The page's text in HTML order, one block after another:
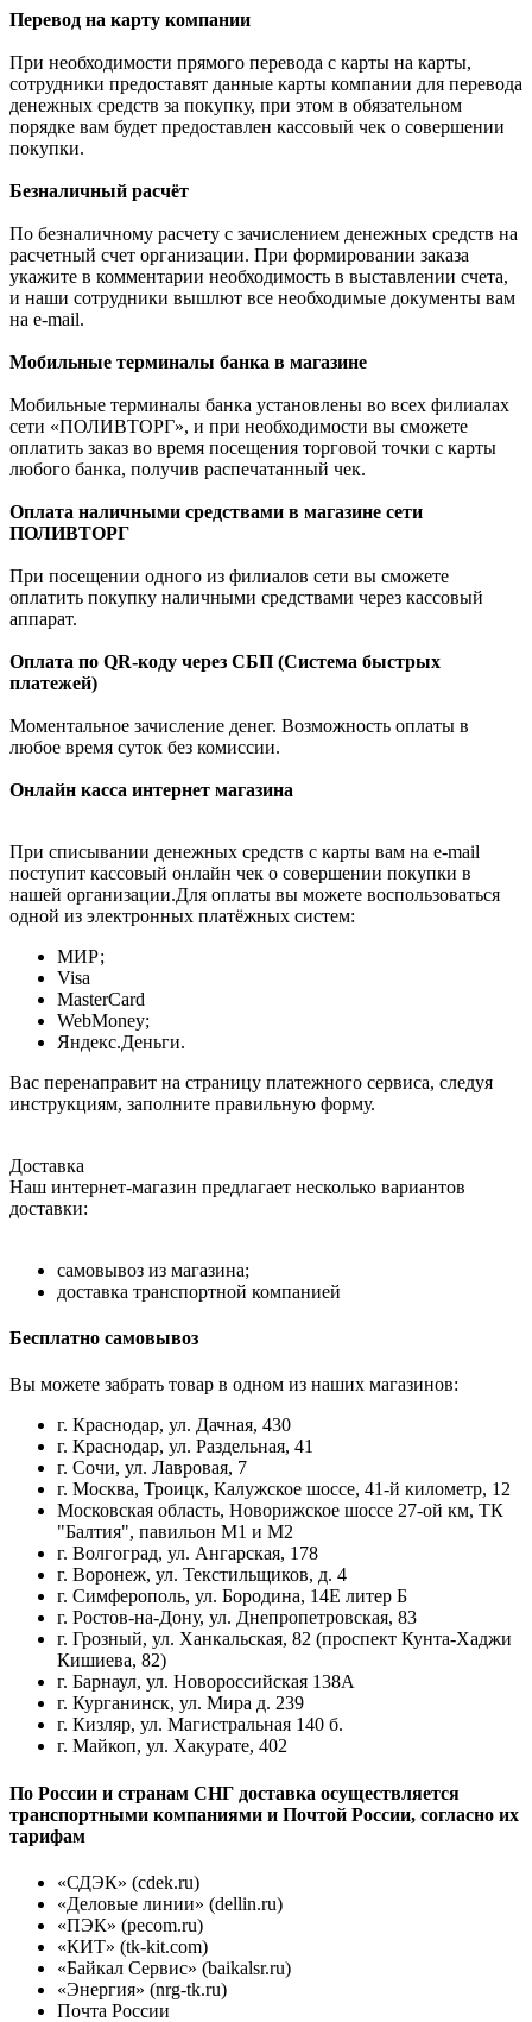
Перевод на карту компании
При необходимости прямого перевода с карты на карты,
сотрудники предоставят данные карты компании для перевода
денежных средств за покупку, при этом в обязательном
порядке вам будет предоставлен кассовый чек о совершении
покупки.
Безналичный расчёт
По безналичному расчету с зачислением денежных средств на
расчетный счет организации. При формировании заказа
укажите в комментарии необходимость в выставлении счета,
и наши сотрудники вышлют все необходимые документы вам
на e-mail.
Мобильные терминалы банка в магазине
Мобильные терминалы банка установлены во всех филиалах
сети «ПОЛИВТОРГ», и при необходимости вы сможете
оплатить заказ во время посещения торговой точки с карты
любого банка, получив распечатанный чек.
Оплата наличными средствами в магазине сети
ПОЛИВТОРГ
При посещении одного из филиалов сети вы сможете
оплатить покупку наличными средствами через кассовый
аппарат.
Оплата по QR-коду через СБП (Система быстрых
платежей)
Моментальное зачисление денег. Возможность оплаты в
любое время суток без комиссии.
Онлайн касса интернет магазина
При списывании денежных средств с карты вам на e-mail
поступит кассовый онлайн чек о совершении покупки в
нашей организации.Для оплаты вы можете воспользоваться
одной из электронных платёжных систем:
МИР;
Visa
MasterCard
WebMoney;
Яндекс.Деньги.
Вас перенаправит на страницу платежного сервиса, следуя
инструкциям, заполните правильную форму.
Доставка
Наш интернет-магазин предлагает несколько вариантов
доставки:
самовывоз из магазина;
доставка транспортной компанией
Бесплатно самовывоз
Вы можете забрать товар в одном из наших магазинов:
г. Краснодар, ул. Дачная, 430
г. Краснодар, ул. Раздельная, 41
г. Сочи, ул. Лавровая, 7
г. Москва, Троицк, Калужское шоссе, 41-й километр, 12
Московская область, Новорижское шоссе 27-ой км, ТК
"Балтия", павильон М1 и М2
г. Волгоград, ул. Ангарская, 178
г. Воронеж, ул. Текстильщиков, д. 4
г. Симферополь, ул. Бородина, 14Е литер Б
г. Ростов-на-Дону, ул. Днепропетровская, 83
г. Грозный, ул. Ханкальская, 82 (проспект Кунта-Хаджи
Кишиева, 82)
г. Барнаул, ул. Новороссийская 138А
г. Курганинск, ул. Мира д. 239
г. Кизляр, ул. Магистральная 140 б.
г. Майкоп, ул. Хакурате, 402
По России и странам СНГ доставка осуществляется
транспортными компаниями и Почтой России, согласно их
тарифам
«СДЭК» (cdek.ru)
«Деловые линии» (dellin.ru)
«ПЭК» (pecom.ru)
«КИТ» (tk-kit.com)
«Байкал Сервис» (baikalsr.ru)
«Энергия» (nrg-tk.ru)
Почта России